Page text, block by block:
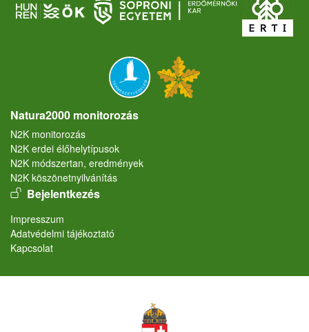
Natura2000 monitorozás
N2K monitorozás
N2K erdei élőhelytípusok
N2K módszertan, eredmények
N2K köszönetnyilvánítás
User account menu
Bejelentkezés
Lábléc
Impresszum
Adatvédelmi tájékoztató
Kapcsolat